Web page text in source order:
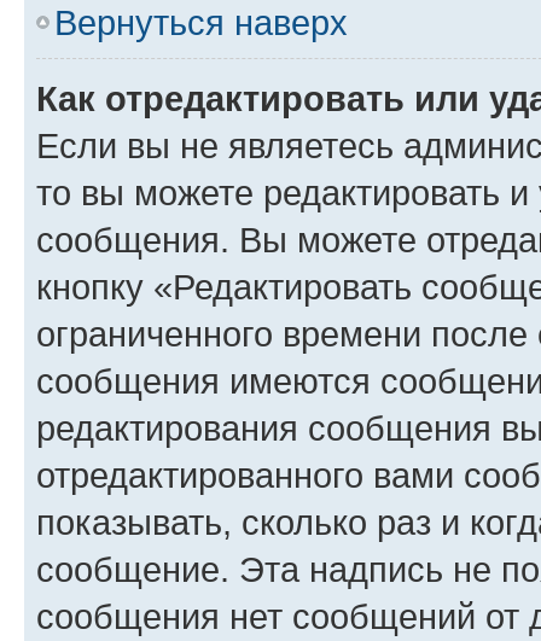
Вернуться наверх
Как отредактировать или
Если вы не являетесь
то вы можете редактировать
сообщения. Вы можете
кнопку «Редактировать
ограниченного времени
сообщения имеются
редактирования сообщения
отредактированного вами
показывать, сколько раз и
сообщение. Эта надпись не
сообщения нет сообщений от